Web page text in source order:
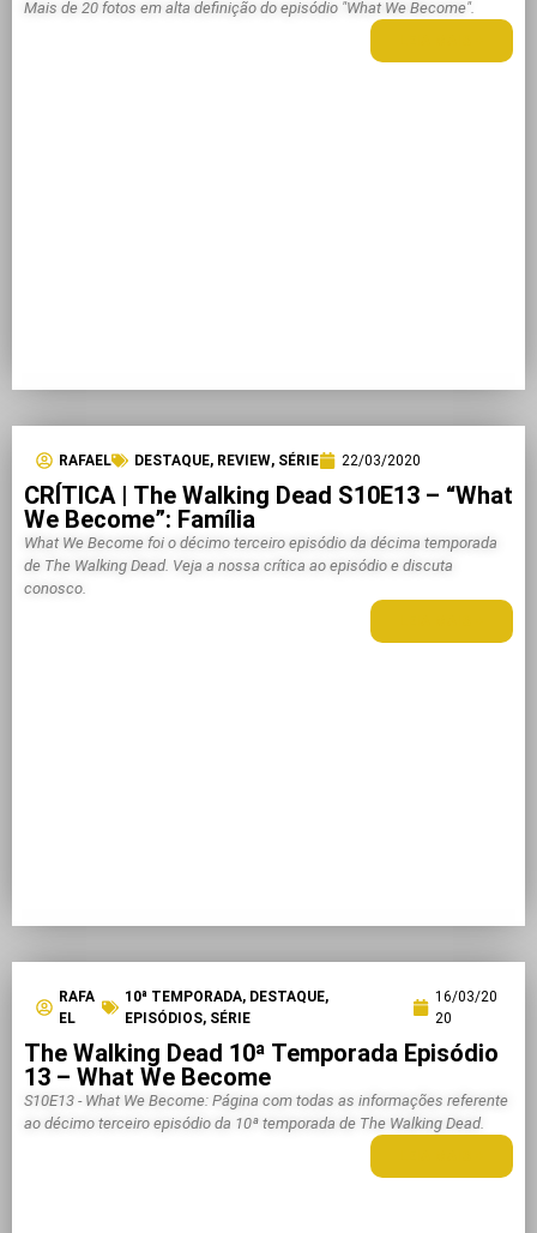
Mais de 20 fotos em alta definição do episódio "What We Become".
RAFAEL DESTAQUE, REVIEW, SÉRIE 22/03/2020
CRÍTICA | The Walking Dead S10E13 – “What
We Become”: Família
What We Become foi o décimo terceiro episódio da décima temporada
de The Walking Dead. Veja a nossa crítica ao episódio e discuta
conosco.
RAFA
EL
10ª TEMPORADA, DESTAQUE,
EPISÓDIOS, SÉRIE
16/03/20
20
The Walking Dead 10ª Temporada Episódio
13 – What We Become
S10E13 - What We Become: Página com todas as informações referente
ao décimo terceiro episódio da 10ª temporada de The Walking Dead.